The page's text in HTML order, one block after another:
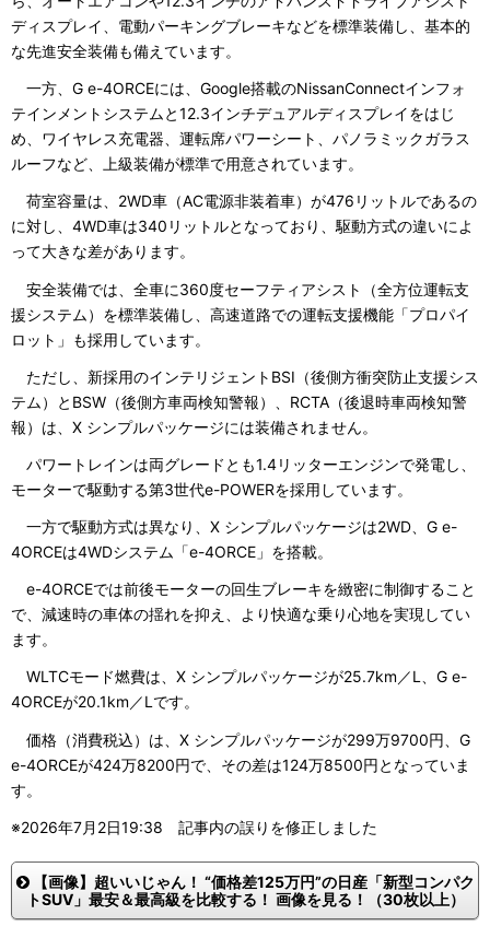
ディスプレイ、電動パーキングブレーキなどを標準装備し、基本的
な先進安全装備も備えています。
一方、G e-4ORCEには、Google搭載のNissanConnectインフォ
テインメントシステムと12.3インチデュアルディスプレイをはじ
め、ワイヤレス充電器、運転席パワーシート、パノラミックガラス
ルーフなど、上級装備が標準で用意されています。
荷室容量は、2WD車（AC電源非装着車）が476リットルであるの
に対し、4WD車は340リットルとなっており、駆動方式の違いによ
って大きな差があります。
安全装備では、全車に360度セーフティアシスト（全方位運転支
援システム）を標準装備し、高速道路での運転支援機能「プロパイ
ロット」も採用しています。
ただし、新採用のインテリジェントBSI（後側方衝突防止支援シス
テム）とBSW（後側方車両検知警報）、RCTA（後退時車両検知警
報）は、X シンプルパッケージには装備されません。
パワートレインは両グレードとも1.4リッターエンジンで発電し、
モーターで駆動する第3世代e-POWERを採用しています。
一方で駆動方式は異なり、X シンプルパッケージは2WD、G e-
4ORCEは4WDシステム「e-4ORCE」を搭載。
e-4ORCEでは前後モーターの回生ブレーキを緻密に制御すること
で、減速時の車体の揺れを抑え、より快適な乗り心地を実現してい
ます。
WLTCモード燃費は、X シンプルパッケージが25.7km／L、G e-
4ORCEが20.1km／Lです。
価格（消費税込）は、X シンプルパッケージが299万9700円、G
e-4ORCEが424万8200円で、その差は124万8500円となっていま
す。
※2026年7月2日19:38 記事内の誤りを修正しました
【画像】超いいじゃん！ “価格差125万円”の日産「新型コンパク
トSUV」最安＆最高級を比較する！ 画像を見る！（30枚以上）